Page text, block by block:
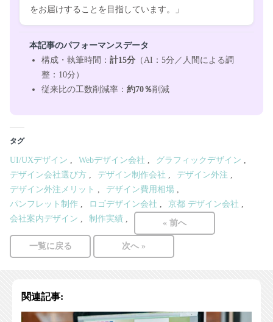
をお届けすることを目指しています。」
本記事のパフォーマンスデータ
構成・執筆時間： 計15分（AI：5分／人間による調
整：10分）
従来比の工数削減率： 約70％削減
タグ
UI/UXデザイン Webデザイン会社
グラフィックデザイン
デザイン会社選び方
デザイン制作会社
デザイン外注
デザイン外注メリット
デザイン費用相場
パンフレット制作
ロゴデザイン会社
京都 デザイン会社
会社案内デザイン
制作実績 « 前へ
一覧に戻る 次へ »
関連記事: